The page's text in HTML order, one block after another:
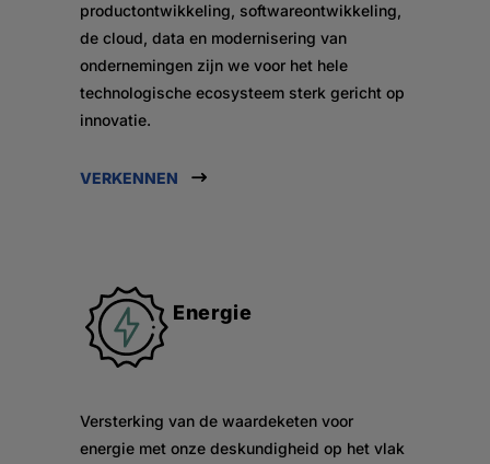
productontwikkeling, softwareontwikkeling,
de cloud, data en modernisering van
ondernemingen zijn we voor het hele
technologische ecosysteem sterk gericht op
innovatie.
VERKENNEN
Energie
Versterking van de waardeketen voor
energie met onze deskundigheid op het vlak